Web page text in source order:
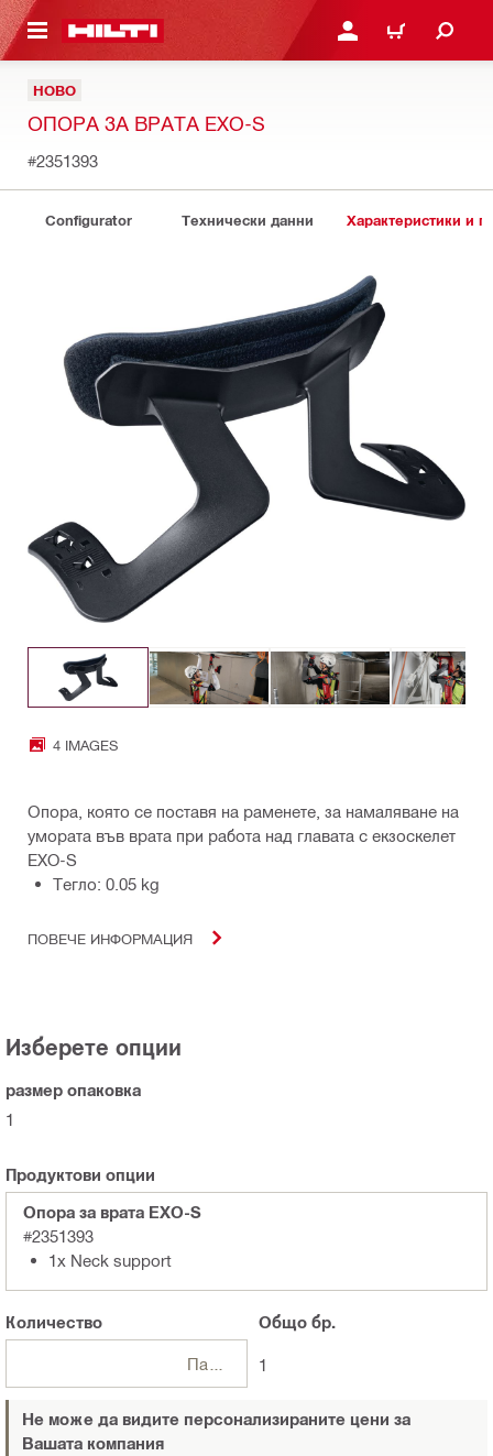
СЪДЪРЖАНИЕ ВЛЕЗ ИЛИ СЕ
КОЛИЧКА
НОВО
ОПОРА ЗА ВРАТА EXO-S
#2351393
Configurator Технически данни Характеристики и
4 IMAGES
Опора, която се поставя на раменете, за намаляване на
умората във врата при работа над главата с екзоскелет
EXO-S
Тегло: 0.05 kg
ПОВЕЧЕ ИНФОРМАЦИЯ
Изберете опции
размер опаковка
1
Продуктови опции
Опора за врата EXO-S
#2351393
1x Neck support
Количество Общо бр.
1
Не може да видите персонализираните цени за
Вашата компания